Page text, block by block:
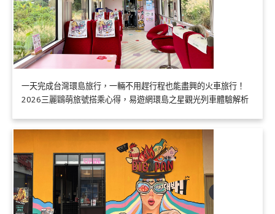
一天完成台灣環島旅行，一輛不用趕行程也能盡興的火車旅行！
2026三麗鷗萌旅號搭乘心得，易遊網環島之星觀光列車體驗解析